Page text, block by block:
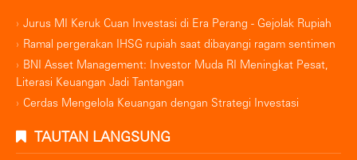
Jurus MI Keruk Cuan Investasi di Era Perang - Gejolak Rupiah
Ramal pergerakan IHSG rupiah saat dibayangi ragam sentimen
BNI Asset Management: Investor Muda RI Meningkat Pesat,
Literasi Keuangan Jadi Tantangan
Cerdas Mengelola Keuangan dengan Strategi Investasi
TAUTAN LANGSUNG